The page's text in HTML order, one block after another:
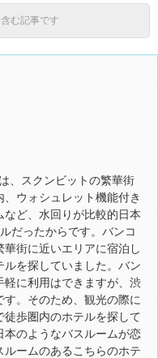
む記事です
、スクンビットの繁華街
ウォシュレット機能付き
ど、水回りが比較的日本
だったからです。バンコ
街に近いエリアに宿泊し
を探していました。バン
軽に利用はできますが、渋
。そのため、観光の際に
歩圏内のホテルを探して
本のようなバスルームが恋
ルームのあるこちらのホテ